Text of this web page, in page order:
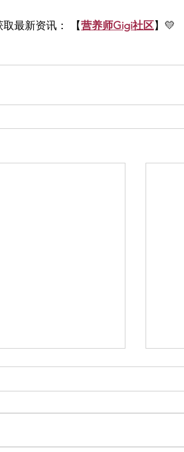
最新资讯： 【营养师Gigi社区】💛